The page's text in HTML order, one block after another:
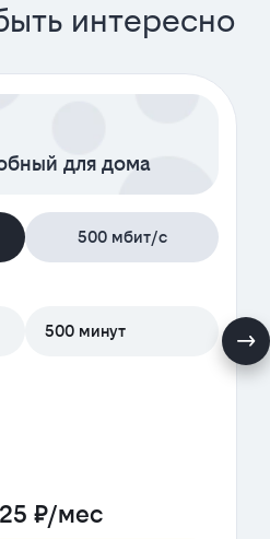
интересно
для дома
500 мбит/с
500 минут
₽/мес